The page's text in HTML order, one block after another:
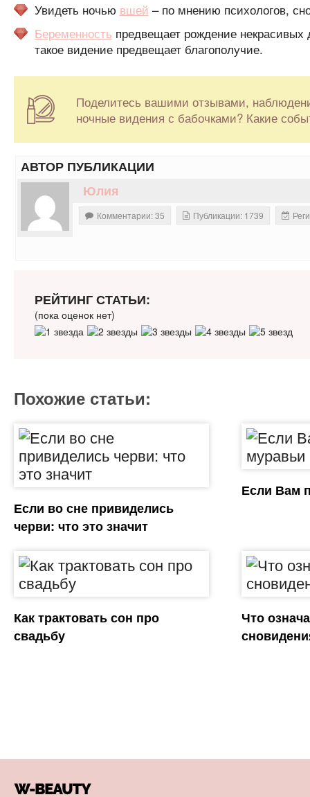
Увидеть ночью вшей – по мнению психологов,
Беременность предвещает рождение
такое видение предвещает благополучие.
Поделитесь вашими отзывами,
ночные видения с бабочками? Какие
АВТОР ПУБЛИКАЦИИ
Юлия
Комментарии: 35 Публикации: 1739
РЕЙТИНГ СТАТЬИ:
(пока оценок нет)
Похожие статьи:
Если во сне привиделись
черви: что это значит
Если Вам
Как трактовать сон про
свадьбу
Что